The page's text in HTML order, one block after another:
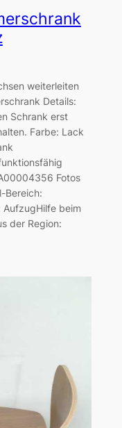
weiterleiten
Details:
Schrank erst
Farbe: Lack
Fotos
Bereich:
beim
der Region: